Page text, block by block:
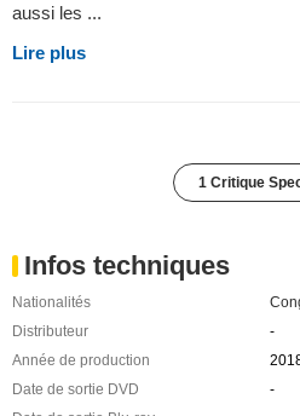
aussi les ...
Lire plus
1 Critique
Infos techniques
Nationalités
Distributeur
-
Année de production
Date de sortie DVD
-